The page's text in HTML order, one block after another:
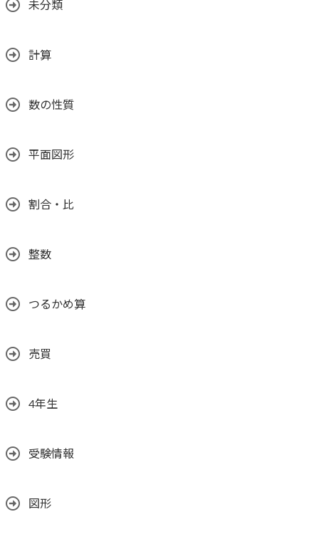
未分類
計算
数の性質
平面図形
割合・比
整数
つるかめ算
売買
4年生
受験情報
図形